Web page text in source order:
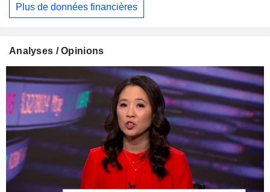
Plus de données financières
Analyses / Opinions